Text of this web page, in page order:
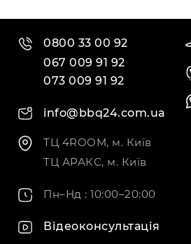
0800 33 00 92
067 009 91 92
073 009 91 92
info@bbq24.com.ua
ТЦ 4ROOM, м. Київ
ТЦ АРАКС, м. Київ
Пн–Нд : 10:00–20:00
Відеоконсультація